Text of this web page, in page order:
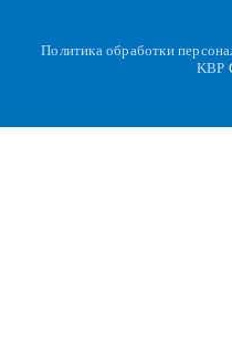
Политика обработки
KBP